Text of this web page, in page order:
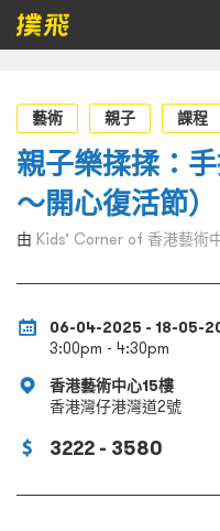
主辦單位
關於撲飛
條款及細則
藝術 親子 課程
親子樂揉揉：
～開心復活節）
由 Kids’ Corner of 香港藝術
06-04-2025 - 18-05-
3:00pm - 4:30pm
香港藝術中心15樓
香港灣仔港灣道2號
3222 - 3580